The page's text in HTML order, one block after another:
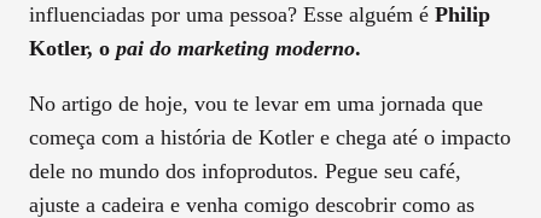
influenciadas por uma pessoa? Esse alguém é Philip
Kotler, o pai do marketing moderno.
No artigo de hoje, vou te levar em uma jornada que
começa com a história de Kotler e chega até o impacto
dele no mundo dos infoprodutos. Pegue seu café,
ajuste a cadeira e venha comigo descobrir como as